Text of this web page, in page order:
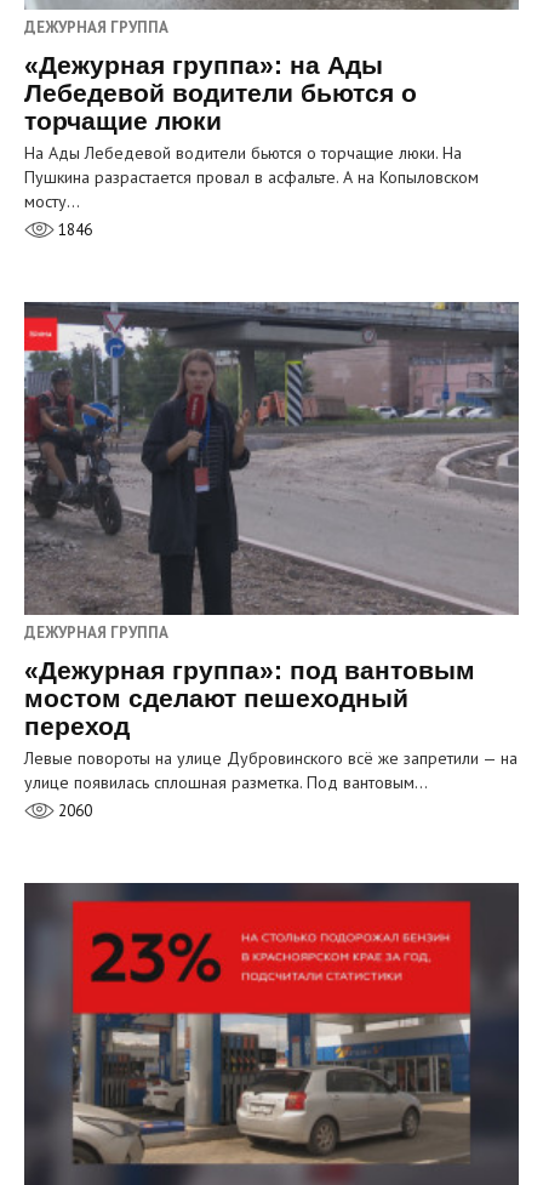
ДЕЖУРНАЯ ГРУППА
«Дежурная группа»: на Ады
Лебедевой водители бьются о
торчащие люки
На Ады Лебедевой водители бьются о торчащие люки. На
Пушкина разрастается провал в асфальте. А на Копыловском
мосту…
1846
ДЕЖУРНАЯ ГРУППА
«Дежурная группа»: под вантовым
мостом сделают пешеходный
переход
Левые повороты на улице Дубровинского всё же запретили — на
улице появилась сплошная разметка. Под вантовым…
2060